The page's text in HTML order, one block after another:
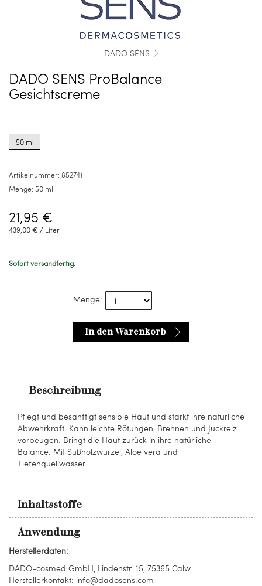
DADO SENS
DADO SENS ProBalance
Gesichtscreme
options
for50 ml
Artikelnummer: 852741
Menge: 50 ml
21,95 €
439,00 € / Liter
Sofort versandfertig.
Menge:
In den Warenkorb
Beschreibung
Pflegt und besänftigt sensible Haut und stärkt ihre natürliche
Abwehrkraft. Kann leichte Rötungen, Brennen und Juckreiz
vorbeugen. Bringt die Haut zurück in ihre natürliche
Balance. Mit Süßholzwurzel, Aloe vera und
Tiefenquellwasser.
Inhaltsstoffe
Anwendung
Herstellerdaten:
DADO-cosmed GmbH, Lindenstr. 15, 75365 Calw.
Herstellerkontakt: info@dadosens.com